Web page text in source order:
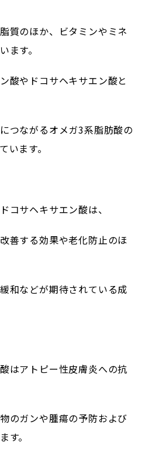
質のほか、ビタミンやミネ
ます。
酸やドコサヘキサエン酸と
つながるオメガ3系脂肪酸の
います。
コサヘキサエン酸は、
善する効果や老化防止のほ
和などが期待されている成
はアトピー性皮膚炎への抗
のガンや腫瘍の予防および
す。